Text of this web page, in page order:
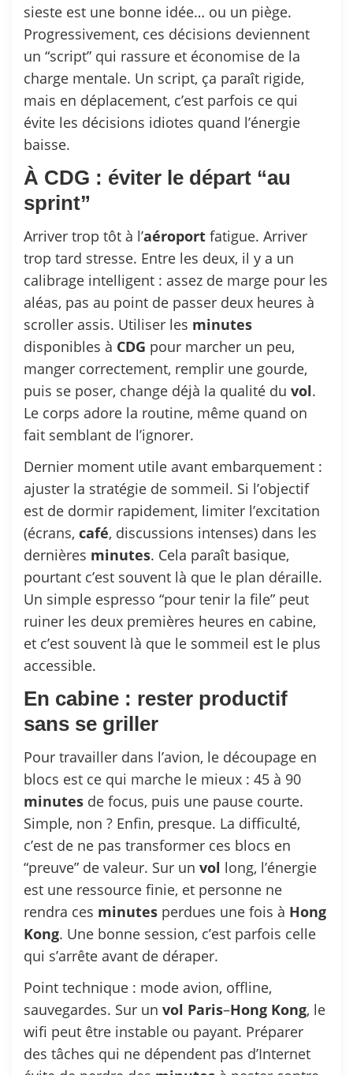
sieste est une bonne idée… ou un piège.
Progressivement, ces décisions deviennent
un “script” qui rassure et économise de la
charge mentale. Un script, ça paraît rigide,
mais en déplacement, c’est parfois ce qui
évite les décisions idiotes quand l’énergie
baisse.
À CDG : éviter le départ “au
sprint”
Arriver trop tôt à l’aéroport fatigue. Arriver
trop tard stresse. Entre les deux, il y a un
calibrage intelligent : assez de marge pour les
aléas, pas au point de passer deux heures à
scroller assis. Utiliser les minutes
disponibles à CDG pour marcher un peu,
manger correctement, remplir une gourde,
puis se poser, change déjà la qualité du vol.
Le corps adore la routine, même quand on
fait semblant de l’ignorer.
Dernier moment utile avant embarquement :
ajuster la stratégie de sommeil. Si l’objectif
est de dormir rapidement, limiter l’excitation
(écrans, café, discussions intenses) dans les
dernières minutes. Cela paraît basique,
pourtant c’est souvent là que le plan déraille.
Un simple espresso “pour tenir la file” peut
ruiner les deux premières heures en cabine,
et c’est souvent là que le sommeil est le plus
accessible.
En cabine : rester productif
sans se griller
Pour travailler dans l’avion, le découpage en
blocs est ce qui marche le mieux : 45 à 90
minutes de focus, puis une pause courte.
Simple, non ? Enfin, presque. La difficulté,
c’est de ne pas transformer ces blocs en
“preuve” de valeur. Sur un vol long, l’énergie
est une ressource finie, et personne ne
rendra ces minutes perdues une fois à Hong
Kong. Une bonne session, c’est parfois celle
qui s’arrête avant de déraper.
Point technique : mode avion, offline,
sauvegardes. Sur un vol Paris–Hong Kong, le
wifi peut être instable ou payant. Préparer
des tâches qui ne dépendent pas d’Internet